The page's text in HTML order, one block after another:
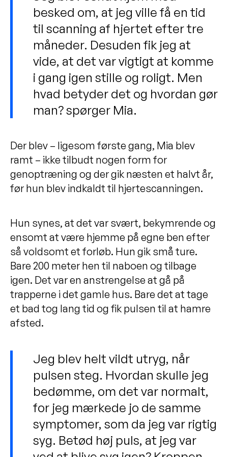
besked om, at jeg ville få en tid
til scanning af hjertet efter tre
måneder. Desuden fik jeg at
vide, at det var vigtigt at komme
i gang igen stille og roligt. Men
hvad betyder det og hvordan gør
man? spørger Mia.
Der blev – ligesom første gang, Mia blev
ramt – ikke tilbudt nogen form for
genoptræning og der gik næsten et halvt år,
før hun blev indkaldt til hjertescanningen.
Hun synes, at det var svært, bekymrende og
ensomt at være hjemme på egne ben efter
så voldsomt et forløb. Hun gik små ture.
Bare 200 meter hen til naboen og tilbage
igen. Det var en anstrengelse at gå på
trapperne i det gamle hus. Bare det at tage
et bad tog lang tid og fik pulsen til at hamre
afsted.
Jeg blev helt vildt utryg, når
pulsen steg. Hvordan skulle jeg
bedømme, om det var normalt,
for jeg mærkede jo de samme
symptomer, som da jeg var rigtig
syg. Betød høj puls, at jeg var